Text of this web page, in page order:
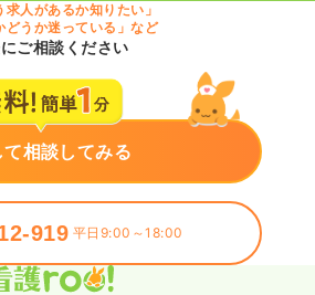
求人があるか知りたい」
どうか迷っている」など
ご相談ください
相談してみる
919 平日9:00～18:00